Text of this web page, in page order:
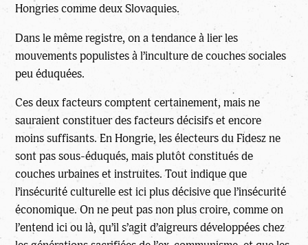
Hongries comme deux Slovaquies.
Dans le même registre, on a tendance à lier les
mouvements populistes à l’inculture de couches sociales
peu éduquées.
Ces deux facteurs comptent certainement, mais ne
sauraient constituer des facteurs décisifs et encore
moins suffisants. En Hongrie, les électeurs du Fidesz ne
sont pas sous-éduqués, mais plutôt constitués de
couches urbaines et instruites. Tout indique que
l’insécurité culturelle est ici plus décisive que l’insécurité
économique. On ne peut pas non plus croire, comme on
l’entend ici ou là, qu’il s’agit d’aigreurs développées chez